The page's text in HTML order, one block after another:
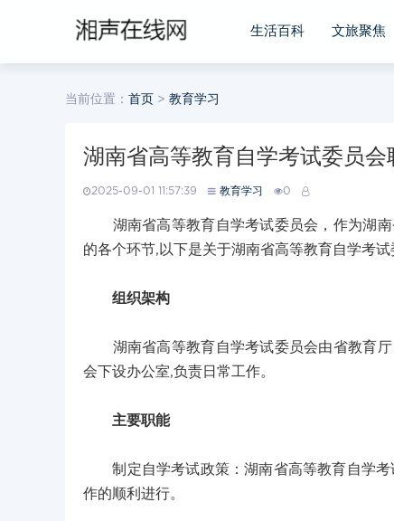
生活百科 文旅聚焦
当前位置： 首页 > 教育学习
湖南省高等教育自学考试委员会
2025-09-01 11:57:39 教育学习 0
湖南省高等教育自学考试委员会，作为湖南
的各个环节,以下是关于湖南省高等教育自学考试
组织架构
湖南省高等教育自学考试委员会由省教育厅
会下设办公室,负责日常工作。
主要职能
制定自学考试政策：湖南省高等教育自学考
作的顺利进行。